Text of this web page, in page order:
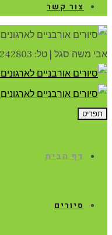
צור קשר
אבי משה סגל| טל: 052-5242803
תפריט
דף הבית
סיורים